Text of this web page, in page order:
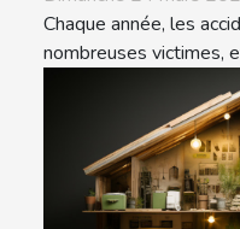
Chaque année, les
nombreuses victimes,